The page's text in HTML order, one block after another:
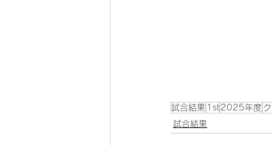
試合結果 1st 2025年度
試合結果